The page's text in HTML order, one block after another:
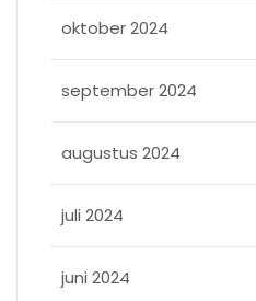
oktober 2024
september 2024
augustus 2024
juli 2024
juni 2024